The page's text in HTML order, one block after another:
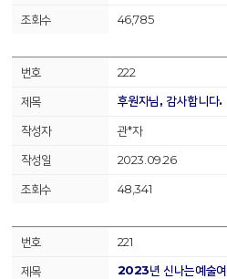
46,785
222
후원자님, 감사합니다.
관*자
2023.09.26
48,341
221
2023년 신나는예술